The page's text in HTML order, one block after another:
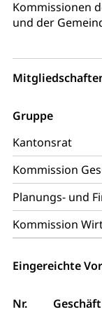
Kommissionen
und der
Gruppe
Kantonsrat
Kommission
Planungs- und
Kommission
Eingereichte
Nr. Geschäft
Reisepass,
Nationalität,
Kinder und
Mündigkeit,
Kinder- und
Pflege /
Hauspflege,
Betreuende
Religion